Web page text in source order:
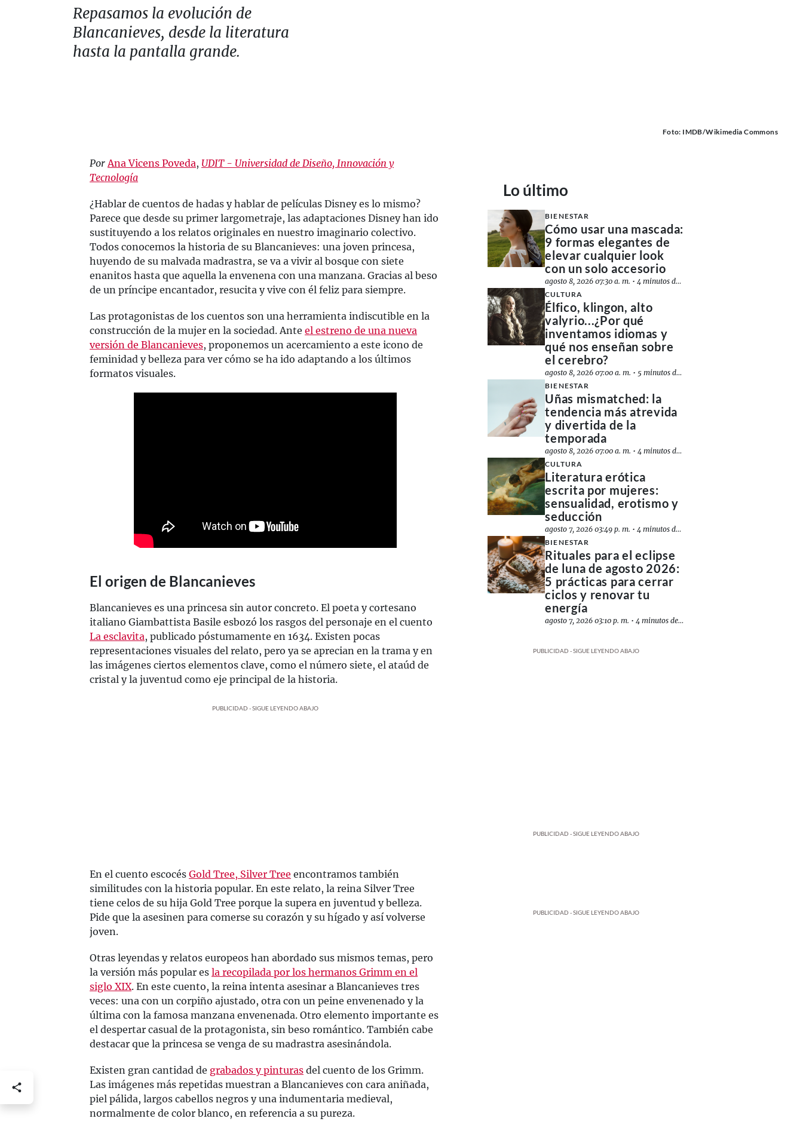
Repasamos la evolución de
Blancanieves, desde la literatura
hasta la pantalla grande.
Foto: IMDB/Wikimedia Commons
Por Ana Vicens Poveda, UDIT - Universidad de Diseño, Innovación y
Tecnología
¿Hablar de cuentos de hadas y hablar de películas Disney es lo mismo?
Parece que desde su primer largometraje, las adaptaciones Disney han ido
sustituyendo a los relatos originales en nuestro imaginario colectivo.
Todos conocemos la historia de su Blancanieves: una joven princesa,
huyendo de su malvada madrastra, se va a vivir al bosque con siete
enanitos hasta que aquella la envenena con una manzana. Gracias al beso
de un príncipe encantador, resucita y vive con él feliz para siempre.
Las protagonistas de los cuentos son una herramienta indiscutible en la
construcción de la mujer en la sociedad. Ante el estreno de una nueva
versión de Blancanieves, proponemos un acercamiento a este icono de
feminidad y belleza para ver cómo se ha ido adaptando a los últimos
formatos visuales.
El origen de Blancanieves
Blancanieves es una princesa sin autor concreto. El poeta y cortesano
italiano Giambattista Basile esbozó los rasgos del personaje en el cuento
La esclavita, publicado póstumamente en 1634. Existen pocas
representaciones visuales del relato, pero ya se aprecian en la trama y en
las imágenes ciertos elementos clave, como el número siete, el ataúd de
cristal y la juventud como eje principal de la historia.
PUBLICIDAD - SIGUE LEYENDO ABAJO
En el cuento escocés Gold Tree, Silver Tree encontramos también
similitudes con la historia popular. En este relato, la reina Silver Tree
tiene celos de su hija Gold Tree porque la supera en juventud y belleza.
Pide que la asesinen para comerse su corazón y su hígado y así volverse
joven.
Otras leyendas y relatos europeos han abordado sus mismos temas, pero
la versión más popular es la recopilada por los hermanos Grimm en el
siglo XIX. En este cuento, la reina intenta asesinar a Blancanieves tres
veces: una con un corpiño ajustado, otra con un peine envenenado y la
última con la famosa manzana envenenada. Otro elemento importante es
el despertar casual de la protagonista, sin beso romántico. También cabe
destacar que la princesa se venga de su madrastra asesinándola.
Existen gran cantidad de grabados y pinturas del cuento de los Grimm.
Las imágenes más repetidas muestran a Blancanieves con cara aniñada,
piel pálida, largos cabellos negros y una indumentaria medieval,
normalmente de color blanco, en referencia a su pureza.
Lo último
BIENESTAR
Cómo usar una mascada:
9 formas elegantes de
elevar cualquier look
con un solo accesorio
agosto 8, 2026 07:30 a. m. •4 minutos de lectura
CULTURA
Élfico, klingon, alto
valyrio...¿Por qué
inventamos idiomas y
qué nos enseñan sobre
el cerebro?
agosto 8, 2026 07:00 a. m. • 5 minutos de lectura
BIENESTAR
Uñas mismatched: la
tendencia más atrevida
y divertida de la
temporada
agosto 8, 2026 07:00 a. m. •4 minutos de lectura
CULTURA
Literatura erótica
escrita por mujeres:
sensualidad, erotismo y
seducción
agosto 7, 2026 03:49 p. m. •4 minutos de lectura
BIENESTAR
Rituales para el eclipse
de luna de agosto 2026:
5 prácticas para cerrar
ciclos y renovar tu
energía
agosto 7, 2026 03:10 p. m. •4 minutos de lectura
PUBLICIDAD - SIGUE LEYENDO ABAJO
PUBLICIDAD - SIGUE LEYENDO ABAJO
PUBLICIDAD - SIGUE LEYENDO ABAJO